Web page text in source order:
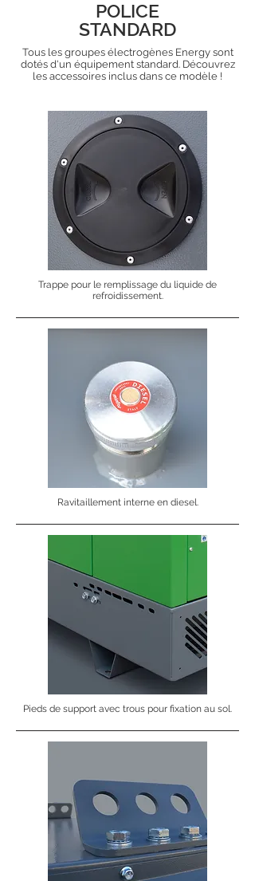
POLICE
STANDARD
Tous les groupes électrogènes Energy sont
dotés d'un équipement standard. Découvrez
les accessoires inclus dans ce modèle !
Trappe pour le remplissage du liquide de
refroidissement.
Ravitaillement interne en diesel.
Pieds de support avec trous pour fixation au sol.